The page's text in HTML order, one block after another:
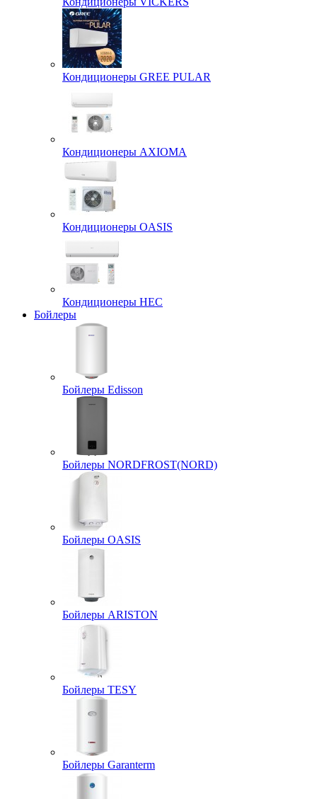
Кондиционеры GREE PULAR
Кондиционеры AXIOMA
Кондиционеры OASIS
Кондиционеры HEC
Бойлеры
Бойлеры Edisson
Бойлеры NORDFROST(NORD)
Бойлеры OASIS
Бойлеры ARISTON
Бойлеры TESY
Бойлеры Garanterm